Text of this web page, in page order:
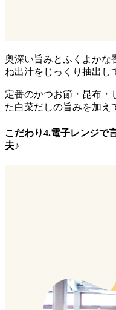
奥深い旨みとふくよかな
ね出汁をじっくり抽出し
定番のかつお節・昆布・
た白菜だしの旨みを加え
こだわり4.電子レンジで
夫♪